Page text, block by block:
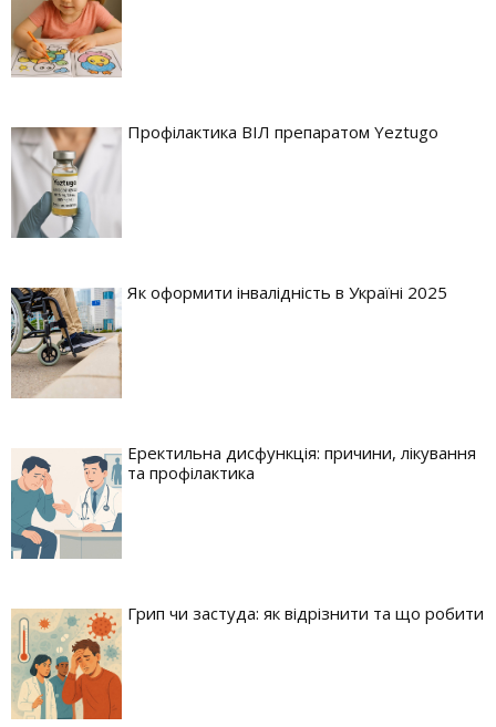
Профілактика ВІЛ препаратом Yeztugo
Як оформити інвалідність в Україні 2025
Еректильна дисфункція: причини, лікування
та профілактика
Грип чи застуда: як відрізнити та що робити